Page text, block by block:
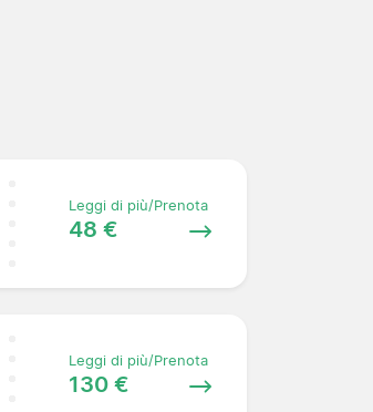
Leggi di più/Prenota
48 €
Leggi di più/Prenota
130 €